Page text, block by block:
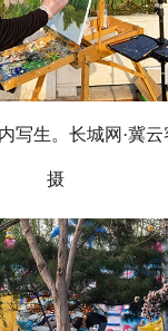
写生。长城网·冀
摄